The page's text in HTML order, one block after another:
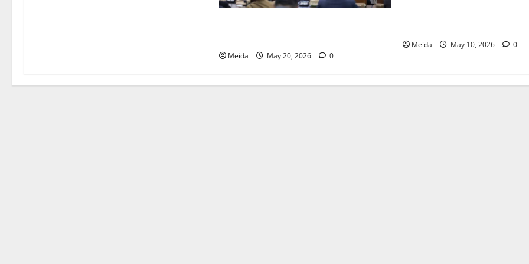
Meida May 20, 2026 0
Meida May 10, 2026 0